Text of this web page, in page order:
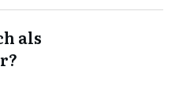
als